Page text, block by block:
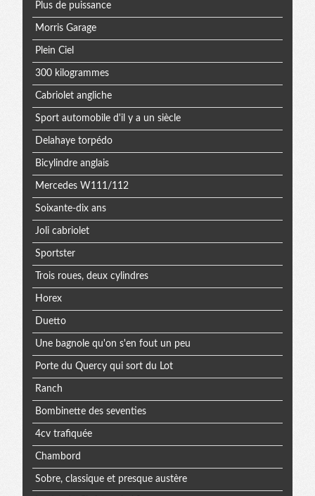
Plus de puissance
Morris Garage
Plein Ciel
300 kilogrammes
Cabriolet angliche
Sport automobile d'il y a un siècle
Delahaye torpédo
Bicylindre anglais
Mercedes W111/112
Soixante-dix ans
Joli cabriolet
Sportster
Trois roues, deux cylindres
Horex
Duetto
Une bagnole qu'on s'en fout un peu
Porte du Quercy qui sort du Lot
Ranch
Bombinette des seventies
4cv trafiquée
Chambord
Sobre, classique et presque austère